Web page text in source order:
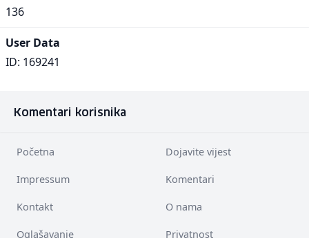
136
User Data
ID: 169241
Komentari korisnika
Početna Dojavite vijest
Impressum Komentari
Kontakt O nama
Oglašavanje Privatnost